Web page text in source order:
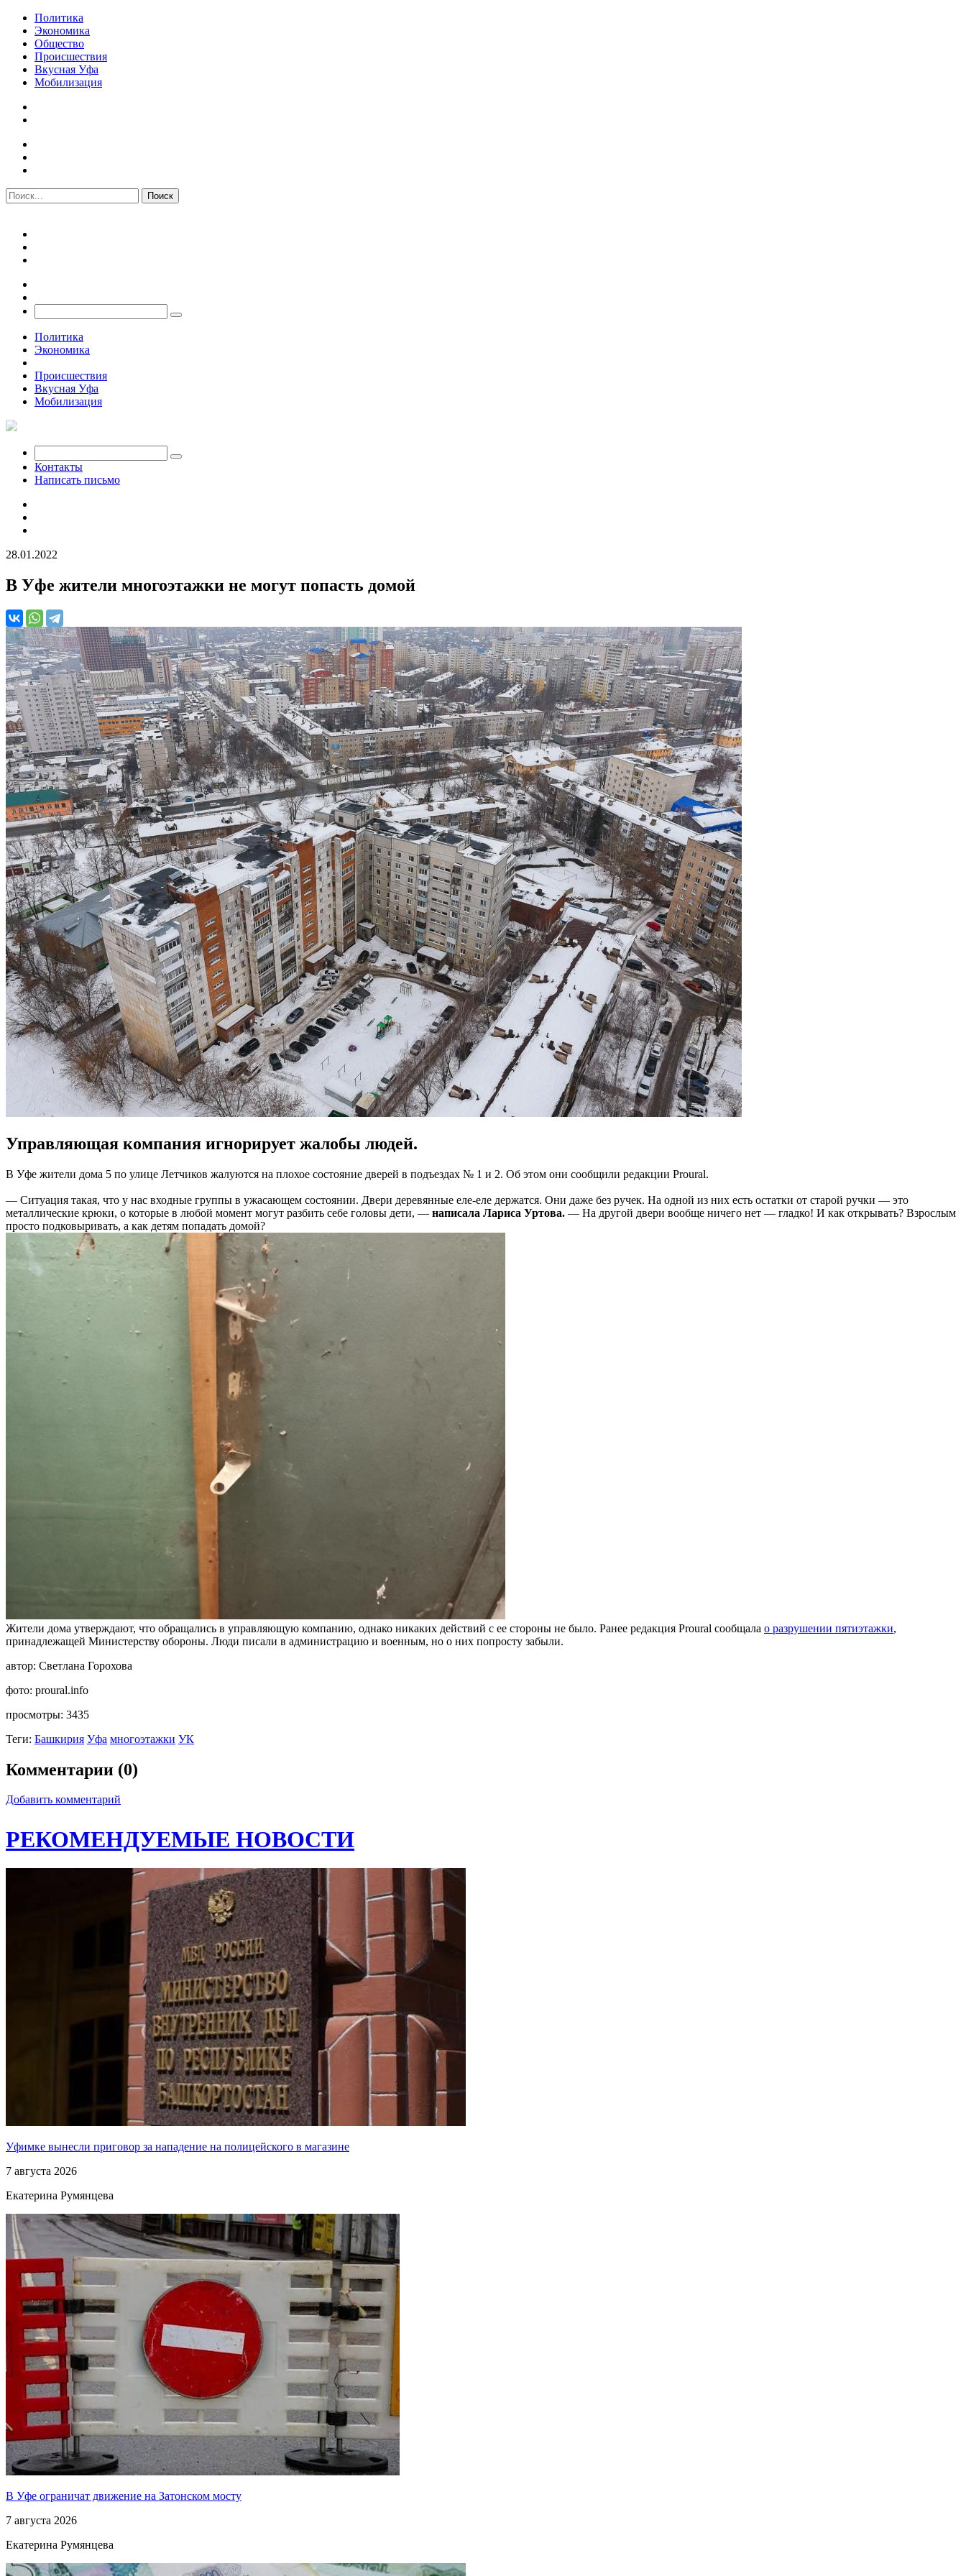
Политика
Экономика
Общество
Происшествия
Вкусная Уфа
Мобилизация
Политика
Экономика
Происшествия
Вкусная Уфа
Мобилизация
Контакты
Написать письмо
28.01.2022
В Уфе жители многоэтажки не могут попасть домой
Управляющая компания игнорирует жалобы людей.
В Уфе жители дома 5 по улице Летчиков жалуются на плохое состояние дверей в подъездах № 1 и 2. Об этом они сообщили редакции Proural.
— Ситуация такая, что у нас входные группы в ужасающем состоянии. Двери деревянные еле-еле держатся. Они даже без ручек. На одной из них есть остатки от старой ручки — это
металлические крюки, о которые в любой момент могут разбить себе головы дети, — написала Лариса Уртова. — На другой двери вообще ничего нет — гладко! И как открывать? Взрослым
просто подковыривать, а как детям попадать домой?
Жители дома утверждают, что обращались в управляющую компанию, однако никаких действий с ее стороны не было. Ранее редакция Proural сообщала о разрушении пятиэтажки,
принадлежащей Министерству обороны. Люди писали в администрацию и военным, но о них попросту забыли.
автор: Светлана Горохова
фото: proural.info
просмотры: 3435
Теги: Башкирия Уфа многоэтажки УК
Комментарии (0)
Добавить комментарий
РЕКОМЕНДУЕМЫЕ НОВОСТИ
Уфимке вынесли приговор за нападение на полицейского в магазине
7 августа 2026
Екатерина Румянцева
В Уфе ограничат движение на Затонском мосту
7 августа 2026
Екатерина Румянцева